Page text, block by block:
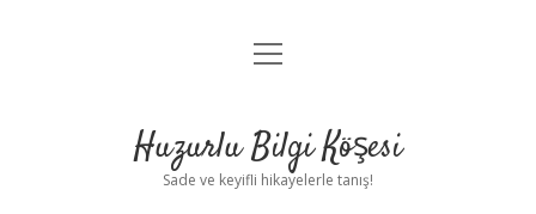
Anasayfa
Yasal Uyarı
menüyü
Huzurlu Bilgi Köşesi
Sade ve keyifli hikayelerle tanış!